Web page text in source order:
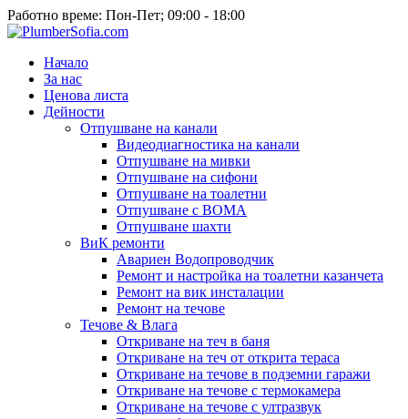
Работно време: Пон-Пет; 09:00 - 18:00
Начало
За нас
Ценова листа
Дейности
Отпушване на канали
Видеодиагностика на канали
Отпушване на мивки
Отпушване на сифони
Отпушване на тоалетни
Отпушване с ВОМА
Отпушване шахти
ВиК ремонти
Авариен Водопроводчик
Ремонт и настройка на тоалетни казанчета
Ремонт на вик инсталации
Ремонт на течове
Течове & Влага
Откриване на теч в баня
Откриване на теч от открита тераса
Откриване на течове в подземни гаражи
Откриване на течове с термокамера
Откриване на течове с ултразвук